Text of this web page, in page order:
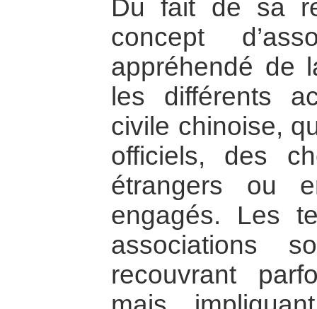
Du fait de sa
concept
appréhendé de
les différents
civile chinoise,
officiels, des
étrangers ou
engagés. Les
associations
recouvrant